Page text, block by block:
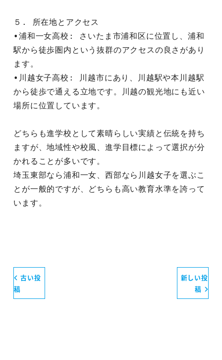
５. 所在地とアクセス
•浦和一女高校: さいたま市浦和区に位置し、浦和
駅から徒歩圏内という抜群のアクセスの良さがあり
ます。
•川越女子高校: 川越市にあり、川越駅や本川越駅
から徒歩で通える立地です。川越の観光地にも近い
場所に位置しています。
どちらも進学校として素晴らしい実績と伝統を持ち
ますが、地域性や校風、進学目標によって選択が分
かれることが多いです。
埼玉東部なら浦和一女、西部なら川越女子を選ぶこ
とが一般的ですが、どちらも高い教育水準を誇って
います。
古い投
稿
新しい投
稿